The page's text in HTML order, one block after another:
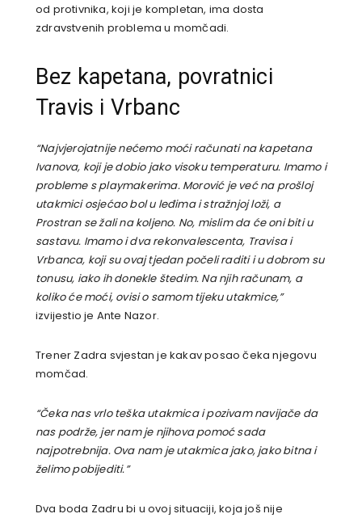
od protivnika, koji je kompletan, ima dosta
zdravstvenih problema u momčadi.
Bez kapetana, povratnici
Travis i Vrbanc
“Najvjerojatnije nećemo moći računati na kapetana
Ivanova, koji je dobio jako visoku temperaturu. Imamo i
probleme s playmakerima. Morović je već na prošloj
utakmici osjećao bol u leđima i stražnjoj loži, a
Prostran se žali na koljeno. No, mislim da će oni biti u
sastavu. Imamo i dva rekonvalescenta, Travisa i
Vrbanca, koji su ovaj tjedan počeli raditi i u dobrom su
tonusu, iako ih donekle štedim. Na njih računam, a
koliko će moći, ovisi o samom tijeku utakmice,”
izvijestio je Ante Nazor.
Trener Zadra svjestan je kakav posao čeka njegovu
momčad.
“Čeka nas vrlo teška utakmica i pozivam navijače da
nas podrže, jer nam je njihova pomoć sada
najpotrebnija. Ova nam je utakmica jako, jako bitna i
želimo pobijediti.”
Dva boda Zadru bi u ovoj situaciji, koja još nije